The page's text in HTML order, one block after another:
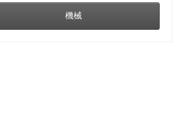
機械